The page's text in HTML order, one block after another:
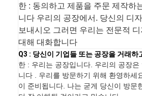
한 : 동의하고 제품을 주문 제작하
니다 우리의 공장에서. 당신의 디
보내시오 그러면 우리는 전문적 디
대해 대화합니다
Q3 : 당신이 기업들 또는 공장을 거래하
한 : 우리는 공장입니다. 우리의 공장은
니다 . 우리를 방문하기 위해 환영하세
이 준비됩니다. 나는 굳게 당신이 방문